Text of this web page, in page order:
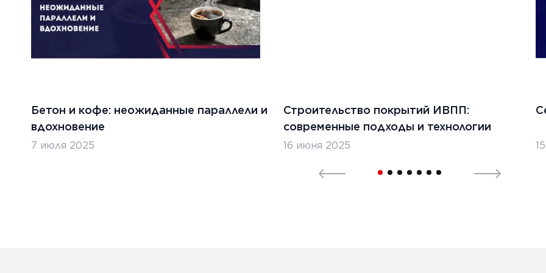
Бетон и кофе: неожиданные параллели и
вдохновение
7 июля 2025
Строительство покрытий ИВПП:
современные подходы и технологии
16 июня 2025